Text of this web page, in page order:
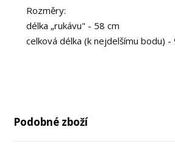
Rozměry:
délka „rukávu" - 58 cm
celková délka (k nejdelšímu bodu) -
Podobné zboží